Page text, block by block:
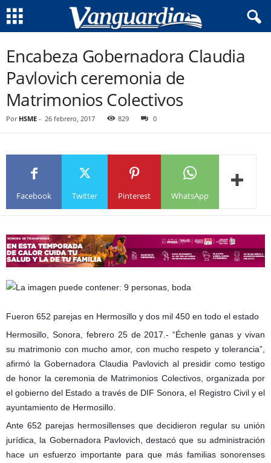
Encabeza Gobernadora Claudia
Pavlovich ceremonia de
Matrimonios Colectivos
Por HSME - 26 febrero, 2017 829 0
Facebook Twitter Pinterest WhatsApp
Fueron 652 parejas en Hermosillo y dos mil 450 en todo el estado
Hermosillo, Sonora, febrero 25 de 2017.- “Échenle ganas y vivan
su matrimonio con mucho amor, con mucho respeto y tolerancia”,
afirmó la Gobernadora Claudia Pavlovich al presidir como testigo
de honor la ceremonia de Matrimonios Colectivos, organizada por
el gobierno del Estado a través de DIF Sonora, el Registro Civil y el
ayuntamiento de Hermosillo.
Ante 652 parejas hermosillenses que decidieron regular su unión
jurídica, la Gobernadora Pavlovich, destacó que su administración
hace un esfuerzo importante para que más familias sonorenses